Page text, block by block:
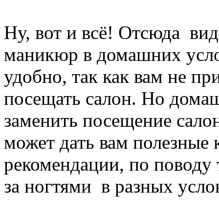
Ну, вот и всё! Отсюда
маникюр в домашних
удобно, так как вам не
посещать салон. Но
заменить посещение
может дать вам полезные
рекомендации, по поводу
за ногтями в разных